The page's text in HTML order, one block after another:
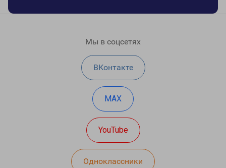
Мы в соцсетях
ВКонтакте
MAX
YouTube
Одноклассники